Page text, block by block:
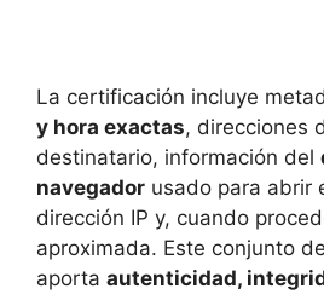
La certificación incluye
y hora exactas, direcciones
destinatario, información del
navegador usado para abrir
dirección IP y, cuando
aproximada. Este conjunto
aporta autenticidad,